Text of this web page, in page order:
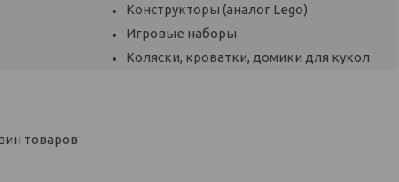
Конструкторы (аналог Lego)
Игровые наборы
Коляски, кроватки, домики для кукол
товаров